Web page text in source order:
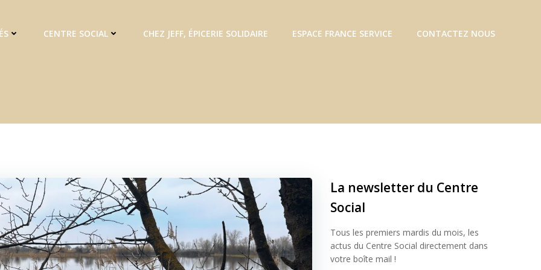
CENTRE SOCIAL CHEZ JEFF, ÉPICERIE SOLIDAIRE ESPACE FRANCE SERVICE CONTACTEZ NOUS
La newsletter du Centre
Social
Tous les premiers mardis du mois, les
actus du Centre Social directement dans
votre boîte mail !